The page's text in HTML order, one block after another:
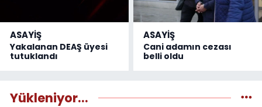
ASAYİŞ
Yakalanan DEAŞ üyesi
tutuklandı
ASAYİŞ
Cani adamın cezası
belli oldu
Yükleniyor...